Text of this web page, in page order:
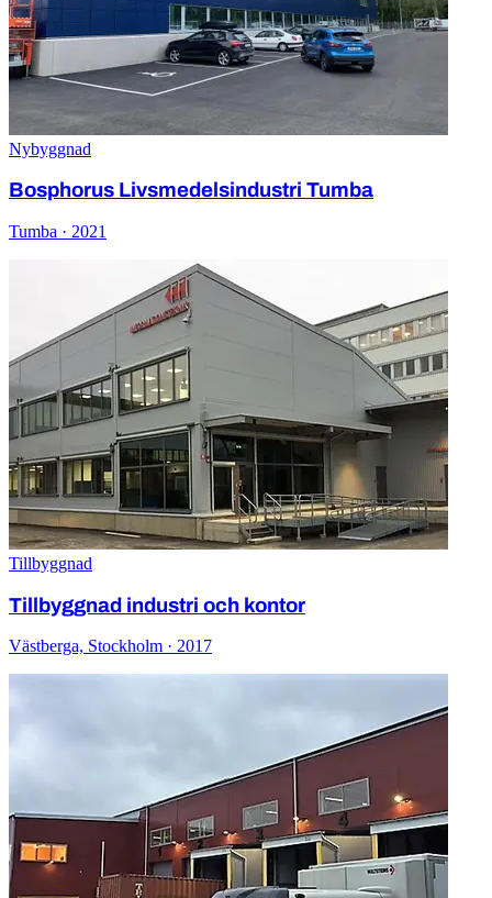
Nybyggnad
Bosphorus Livsmedelsindustri Tumba
Tumba · 2021
Tillbyggnad
Tillbyggnad industri och kontor
Västberga, Stockholm · 2017